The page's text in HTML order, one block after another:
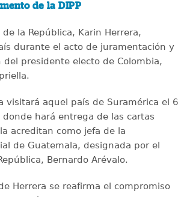
de la DIPP
la República, Karin Herrera,
durante el acto de juramentación y
del presidente electo de Colombia,
visitará aquel país de Suramérica el 6
hará entrega de las cartas
acreditan como jefa de la
de Guatemala, designada por el
Bernardo Arévalo.
Herrera se reafirma el compromiso